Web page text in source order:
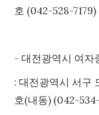
호 (042-528-7179)
- 대전광역시 여자
: 대전광역시 서구
호(내동) (042-